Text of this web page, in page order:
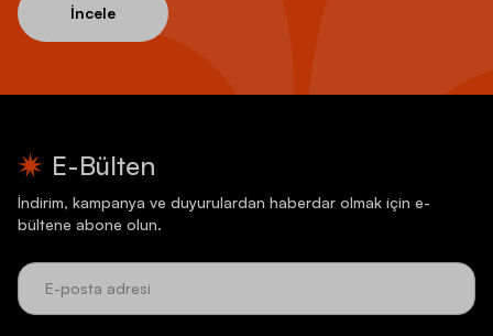
İncele
E-Bülten
İndirim, kampanya ve duyurulardan haberdar olmak için e-
bültene abone olun.